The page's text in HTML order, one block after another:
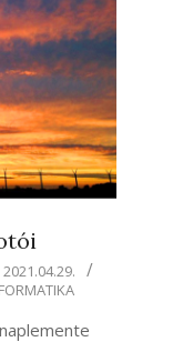
2021.04.29.